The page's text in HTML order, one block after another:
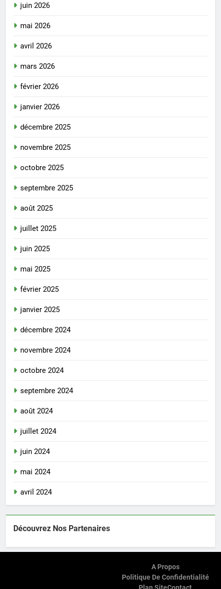
juin 2026
mai 2026
avril 2026
mars 2026
février 2026
janvier 2026
décembre 2025
novembre 2025
octobre 2025
septembre 2025
août 2025
juillet 2025
juin 2025
mai 2025
février 2025
janvier 2025
décembre 2024
novembre 2024
octobre 2024
septembre 2024
août 2024
juillet 2024
juin 2024
mai 2024
avril 2024
Découvrez Nos Partenaires
A Propos
Politique De Confidentialité